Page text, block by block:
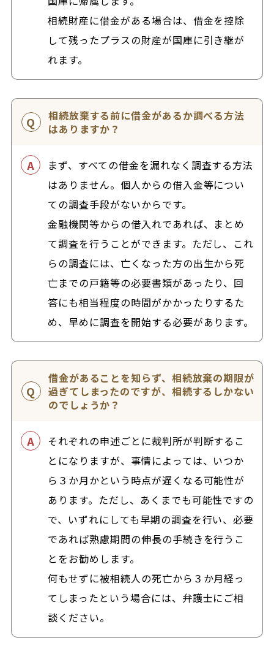
相続財産に借金がある場合は、借金を控除
して残ったプラスの財産が国庫に引き継が
れます。
相続放棄する前に借金があるか調べる方法
はありますか？
まず、すべての借金を漏れなく調査する方法
はありません。個人からの借入金等につい
ての調査手段がないからです。
金融機関等からの借入れであれば、まとめ
て調査を行うことができます。ただし、これ
らの調査には、亡くなった方の出生から死
亡までの戸籍等の必要書類があったり、回
答にも相当程度の時間がかかったりするた
め、早めに調査を開始する必要があります。
借金があることを知らず、相続放棄の期限が
過ぎてしまったのですが、相続するしかない
のでしょうか？
それぞれの申述ごとに裁判所が判断するこ
とになりますが、事情によっては、いつか
ら３か月かという時点が遅くなる可能性が
あります。ただし、あくまでも可能性ですの
で、いずれにしても早期の調査を行い、必要
であれば熟慮期間の伸長の手続きを行うこ
とをお勧めします。
何もせずに被相続人の死亡から３か月経っ
てしまったという場合には、弁護士にご相
談ください。